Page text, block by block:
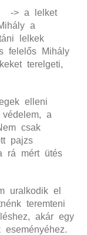
-> a lelket
a
lelkek
felelős Mihály
terelgeti,
elleni
a
csak
pajzs
rá mért ütés
uralkodik el
teremteni
akár egy